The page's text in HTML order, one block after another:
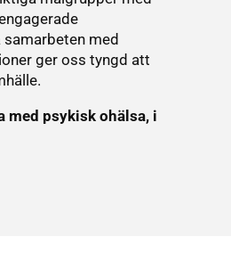
med
ger oss tyngd att
med psykisk ohälsa, i